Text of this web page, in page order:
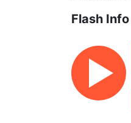
Flash Info